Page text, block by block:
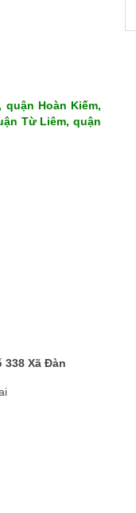
Hoàn Kiếm,
Từ Liêm, quận
338 Xã Đàn